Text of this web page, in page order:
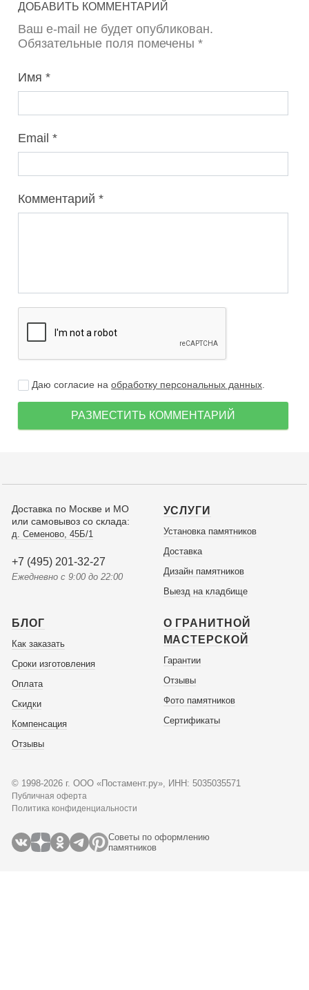
ДОБАВИТЬ КОММЕНТАРИЙ
Ваш e-mail не будет опубликован.
Обязательные поля помечены *
Имя
Email
Комментарий
Даю согласие на обработку персональных данных
РАЗМЕСТИТЬ КОММЕНТАРИЙ
Доставка по Москве и МО
или самовывоз со склада:
д. Семеново, 45Б/1
+7 (495) 201-32-27
Ежедневно с 9:00 до 22:00
УСЛУГИ
Установка памятников
Доставка
Дизайн памятников
Выезд на кладбище
БЛОГ
Как заказать
Сроки изготовления
Оплата
Скидки
Компенсация
Отзывы
О ГРАНИТНОЙ
МАСТЕРСКОЙ
Гарантии
Отзывы
Фото памятников
Сертификаты
© 1998-2026 г. ООО «Постамент.ру», ИНН: 5035035571
Публичная оферта
Политика конфиденциальности
Советы по оформлению
памятников